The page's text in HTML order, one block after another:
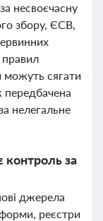
несвоєчасну
збору, ЄСВ,
сягати
передбачена
нелегальне
за
джерела
реєстри